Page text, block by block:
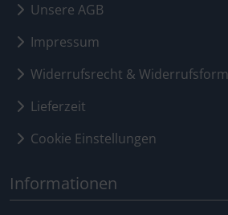
Unsere AGB
Impressum
Widerrufsrecht &
Lieferzeit
Cookie Einstellungen
Informationen